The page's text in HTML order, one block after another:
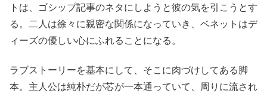
トは、ゴシップ記事のネタにしようと彼の気を引こうとす
る。二人は徐々に親密な関係になっていき、ベネットはデ
ィーズの優しい心にふれることになる。
ラブストーリーを基本にして、そこに肉づけしてある脚
本。主人公は純朴だが芯が一本通っていて、周りに流され